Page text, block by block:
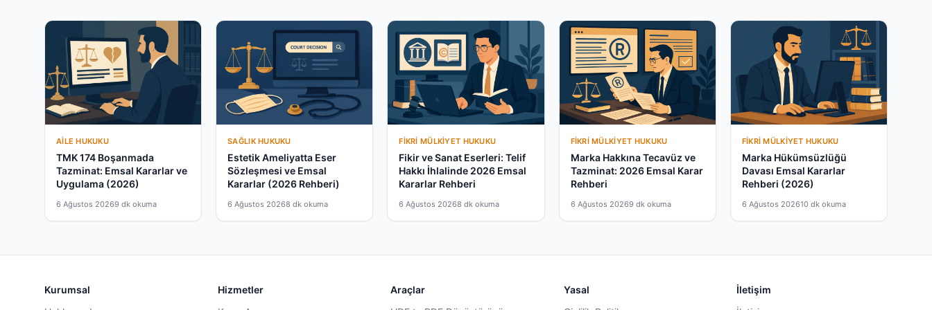
AILE HUKUKU
TMK 174 Boşanmada
Tazminat: Emsal Kararlar ve
Uygulama (2026)
6 Ağustos 20269 dk okuma
SAĞLIK HUKUKU
Estetik Ameliyatta Eser
Sözleşmesi ve Emsal
Kararlar (2026 Rehberi)
6 Ağustos 20268 dk okuma
FIKRI MÜLKIYET HUKUKU
Fikir ve Sanat Eserleri: Telif
Hakkı İhlalinde 2026 Emsal
Kararlar Rehberi
6 Ağustos 20268 dk okuma
FIKRI MÜLKIYET HUKUKU
Marka Hakkına Tecavüz ve
Tazminat: 2026 Emsal Karar
Rehberi
6 Ağustos 20269 dk okuma
FIKRI MÜLKIYET HUKUKU
Marka Hükümsüzlüğü
Davası Emsal Kararlar
Rehberi (2026)
6 Ağustos 202610 dk okuma
Kurumsal
Hizmetler
Araçlar
Yasal
İletişim